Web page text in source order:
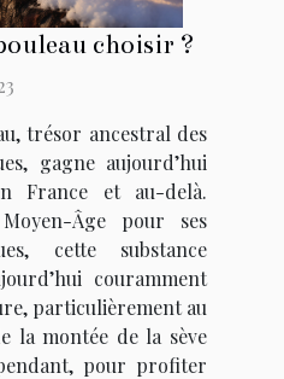
choisir ?
trésor ancestral des
gagne aujourd’hui
France et au-delà.
Âge pour ses
cette substance
couramment
particulièrement au
la montée de la sève
pour profiter